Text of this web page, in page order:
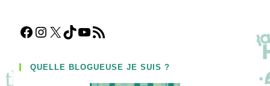
Facebook
Instagram
X TikTokYouTube
Flux RSS
QUELLE BLOGUEUSE JE SUIS ?